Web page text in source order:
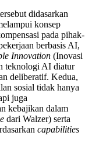
didasarkan
konsep
pada pihak-
berbasis AI,
Innovation (Inovasi
teknologi AI diatur
deliberatif. Kedua,
sosial tidak hanya
juga
kebajikan dalam
dari Walzer) serta
capabilities